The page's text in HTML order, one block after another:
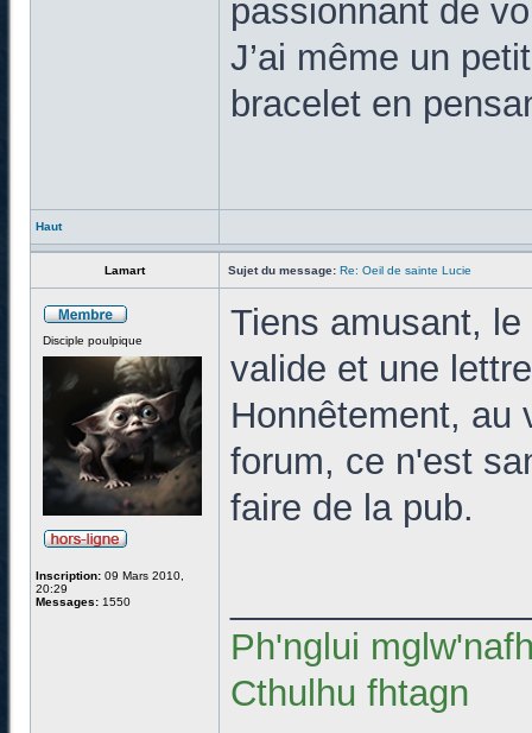
passionnant de
J’ai même un
bracelet en
Haut
Lamart Sujet du message: Re: Oeil de sainte Lucie
Disciple poulpique
Inscription: 09 Mars 2010,
20:29
Messages: 1550
Tiens amusant,
valide et une
Honnêtement, au
forum, ce n'est
faire de la pub.
Ph'nglui
Cthulhu fhtagn